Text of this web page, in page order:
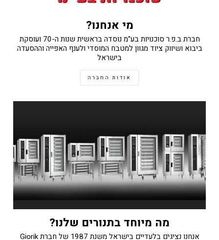
מי אנחנו?
חברת ב.פ.ר סוכנויות בע"מ נוסדה בראשית שנות ה-70 ועוסקת
ביבוא ושיווק ציוד מגוון למטבח המוסדי ולענף האפייה וההסעדה
בישראל
אודות החברה
מה מיוחד בתנורים שלנו?
אנחנו נציגים בלעדיים בישראל משנת 1987 של חברת Giorik